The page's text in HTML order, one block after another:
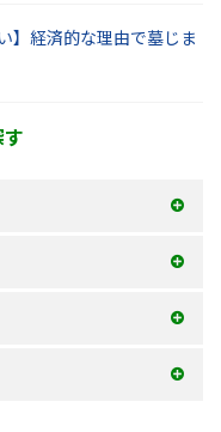
】経済的な理由で墓じま
す